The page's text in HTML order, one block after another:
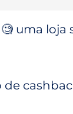
uma loja